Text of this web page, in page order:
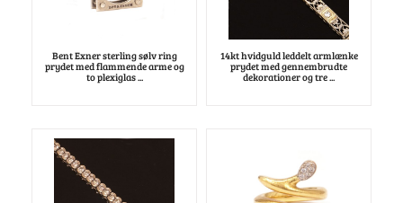
Bent Exner sterling sølv ring
prydet med flammende arme og
to plexiglas ...
14kt hvidguld leddelt armlænke
prydet med gennembrudte
dekorationer og tre ...